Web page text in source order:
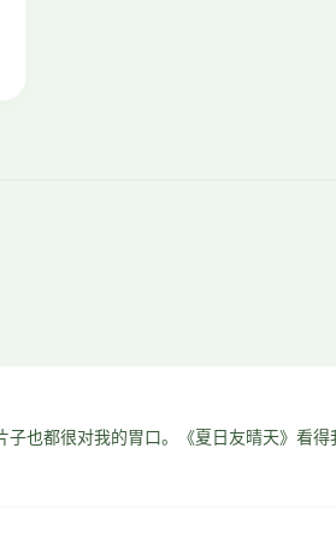
也都很对我的胃口。《夏日友晴天》看得